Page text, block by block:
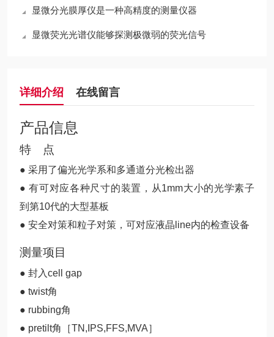
显微分光膜厚仪是一种高精度的测量仪器
显微荧光光谱仪能够探测极微弱的荧光信号
详细介绍 在线留言
产品信息
特 点
● 采用了偏光光学系和多通道分光检出器
● 有可对应各种尺寸的装置，从1mm大小的光学素子
到第10代的大型基板
● 安全对策和粒子对策，可对应液晶line内的检查设备
测量项目
● 封入cell gap
● twist角
● rubbing角
● pretilt角［TN,IPS,FFS,MVA］